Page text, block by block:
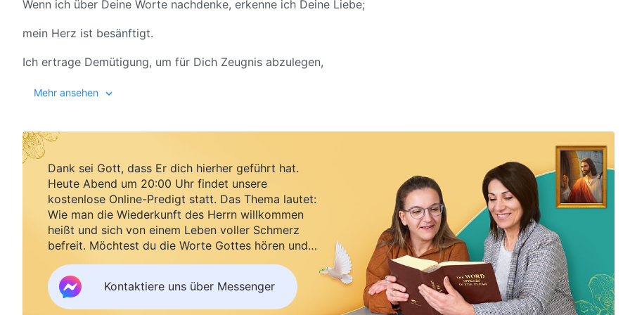
Wenn ich über Deine Worte nachdenke, erkenne ich Deine Liebe;
mein Herz ist besänftigt.
Ich ertrage Demütigung, um für Dich Zeugnis abzulegen,
und ich weiß noch besser, wie liebenswert Du bist.
Wenn Du Deine Gestalt änderst, werde ich Deine Rückkehr begrüßen.
Es sind Deine Worte, die mich nähren
und mir ein menschliches Leben geben.
Denke ich an Deine Liebe, verspürt mein Herz Freude,
und mein ganzer Körper ist erfüllt von Kraft.
Mehr ansehen
Dank sei Gott, dass Er dich hierher geführt hat.
Heute Abend um 20:00 Uhr findet unsere
kostenlose Online-Predigt statt. Das Thema lautet:
Wie man die Wiederkunft des Herrn willkommen
heißt und sich von einem Leben voller Schmerz
befreit. Möchtest du die Worte Gottes hören und
Kontaktiere uns über Messenger